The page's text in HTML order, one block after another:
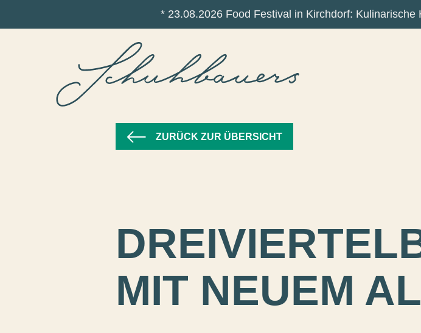
* 23.08.2026 Food Festival in Kirchdorf:
ZURÜCK ZUR ÜBERSICHT
MIT NEUEM